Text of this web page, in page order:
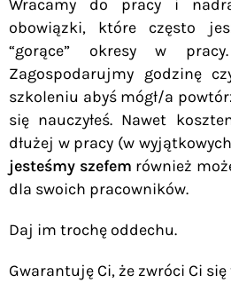
Wracamy do pracy i
obowiązki, które często
“gorące” okresy w
Zagospodarujmy godzinę
szkoleniu abyś mógł/a
się nauczyłeś. Nawet
dłużej w pracy (w
jesteśmy szefem również
dla swoich pracowników.
Daj im trochę oddechu.
Gwarantuję Ci, że zwróci Ci